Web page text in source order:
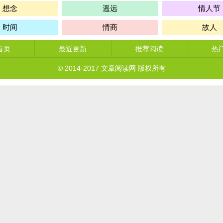
想念 遥远 情人节
时间 情商 故人
页 最近更新 推荐阅读 热
© 2014-2017 文章阅读网 版权所有